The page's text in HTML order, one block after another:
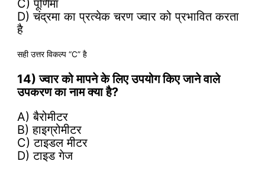
C) पूर्णिमा
D) चंद्रमा का प्रत्येक चरण ज्वार को प्रभावित करता
है
सही उत्तर विकल्प “C” है
14) ज्वार को मापने के लिए उपयोग किए जाने वाले
उपकरण का नाम क्या है?
A) बैरोमीटर
B) हाइग्रोमीटर
C) टाइडल मीटर
D) टाइड गेज